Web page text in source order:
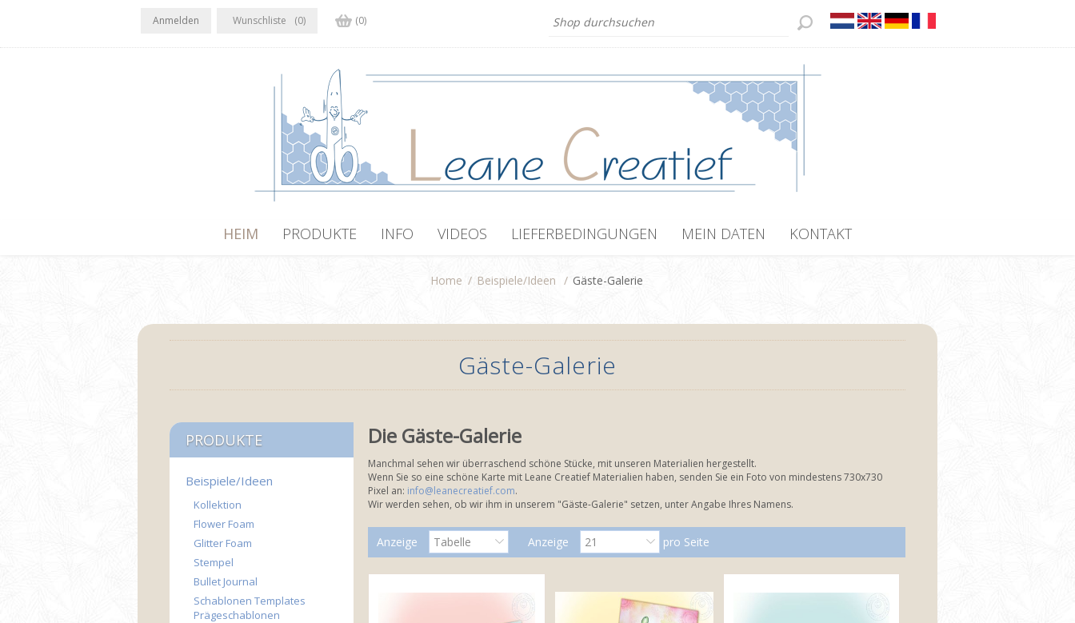
Anmelden Wunschliste (0) (0)
HEIM PRODUKTE INFO VIDEOS LIEFERBEDINGUNGEN MEIN DATEN KONTAKT
Home / Beispiele/Ideen / Gäste-Galerie
Gäste-Galerie
Die Gäste-Galerie
Manchmal sehen wir überraschend schöne Stücke, mit unseren Materialien hergestellt.
Wenn Sie so eine schöne Karte mit Leane Creatief Materialien haben, senden Sie ein Foto von mindestens 730x730
Pixel an: info@leanecreatief.com.
Wir werden sehen, ob wir ihm in unserem "Gäste-Galerie" setzen, unter Angabe Ihres Namens.
Anzeige Tabelle Anzeige 21 pro Seite
PRODUKTE
Beispiele/Ideen
Kollektion
Flower Foam
Glitter Foam
Stempel
Bullet Journal
Schablonen Templates
Prägeschablonen